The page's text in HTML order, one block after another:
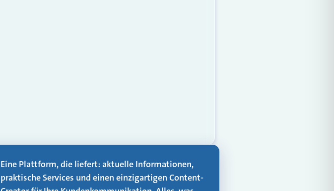
Eine Plattform, die liefert: aktuelle Informationen,
praktische Services und einen einzigartigen Content-